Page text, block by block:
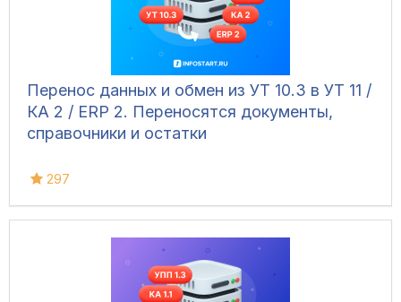
Перенос данных и обмен из УТ 10.3 в УТ 11 /
КА 2 / ERP 2. Переносятся документы,
справочники и остатки
297